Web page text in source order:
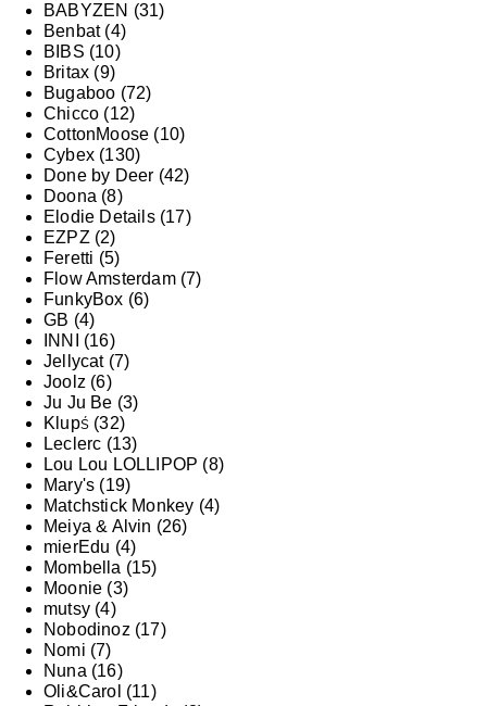
BABYZEN (31)
Benbat (4)
BIBS (10)
Britax (9)
Bugaboo (72)
Chicco (12)
CottonMoose (10)
Cybex (130)
Done by Deer (42)
Doona (8)
Elodie Details (17)
EZPZ (2)
Feretti (5)
Flow Amsterdam (7)
FunkyBox (6)
GB (4)
INNI
(16)
Jellycat (7)
Joolz (6)
Ju Ju Be (3)
Klupś (32)
Leclerc (13)
Lou Lou LOLLIPOP (8)
Mary's (19)
Matchstick Monkey (4)
Meiya & Alvin (26)
mierEdu (4)
Mombella (15)
Moonie (3)
mutsy (4)
Nobodinoz (17)
Nomi (7)
Nuna (16)
Oli&Carol (11)